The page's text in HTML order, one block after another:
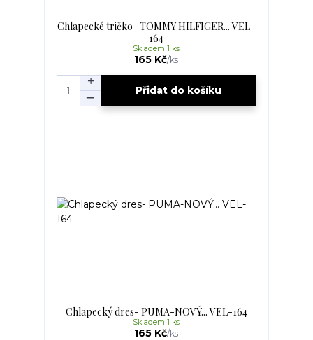
Chlapecké tričko- TOMMY HILFIGER... VEL-
164
165 Kč/ks
Skladem 1 ks
Přidat do košíku
Chlapecký dres- PUMA-NOVÝ... VEL-164
165 Kč/ks
Skladem 1 ks